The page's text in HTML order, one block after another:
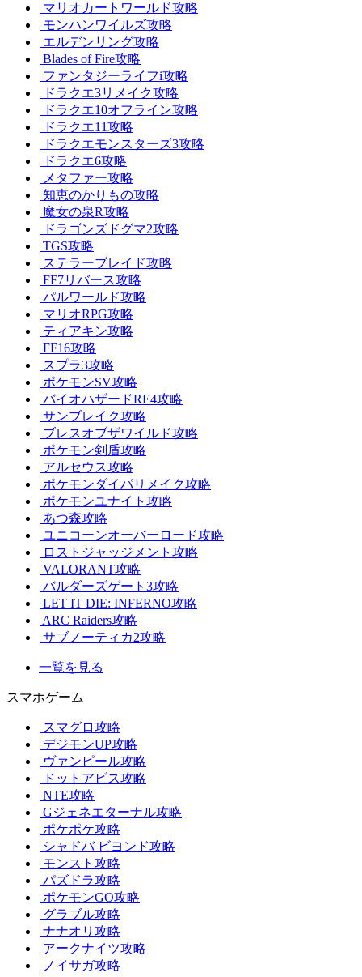
マリオカートワールド攻略
モンハンワイルズ攻略
エルデンリング攻略
Blades of Fire攻略
ファンタジーライフi攻略
ドラクエ3リメイク攻略
ドラクエ10オフライン攻略
ドラクエ11攻略
ドラクエモンスターズ3攻略
ドラクエ6攻略
メタファー攻略
知恵のかりもの攻略
魔女の泉R攻略
ドラゴンズドグマ2攻略
TGS攻略
ステラーブレイド攻略
FF7リバース攻略
パルワールド攻略
マリオRPG攻略
ティアキン攻略
FF16攻略
スプラ3攻略
ポケモンSV攻略
バイオハザードRE4攻略
サンブレイク攻略
ブレスオブザワイルド攻略
ポケモン剣盾攻略
アルセウス攻略
ポケモンダイパリメイク攻略
ポケモンユナイト攻略
あつ森攻略
ユニコーンオーバーロード攻略
ロストジャッジメント攻略
VALORANT攻略
バルダーズゲート3攻略
LET IT DIE: INFERNO攻略
ARC Raiders攻略
サブノーティカ2攻略
一覧を見る
スマホゲーム
スマグロ攻略
デジモンUP攻略
ヴァンピール攻略
ドットアビス攻略
NTE攻略
Gジェネエターナル攻略
ポケポケ攻略
シャドバ ビヨンド攻略
モンスト攻略
パズドラ攻略
ポケモンGO攻略
グラブル攻略
ナナオリ攻略
アークナイツ攻略
ノイサガ攻略